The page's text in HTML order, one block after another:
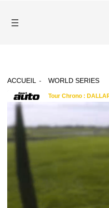
ACCUEIL WORLD SERIES